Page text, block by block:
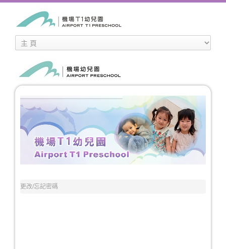
更改/忘記密碼